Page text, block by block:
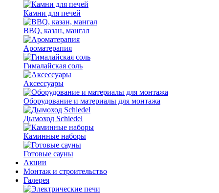
Камни для печей
BBQ, казан, мангал
Ароматерапия
Гималайская соль
Аксессуары
Оборудование и материалы для монтажа
Дымоход Schiedel
Каминные наборы
Готовые сауны
Акции
Монтаж и строительство
Галерея